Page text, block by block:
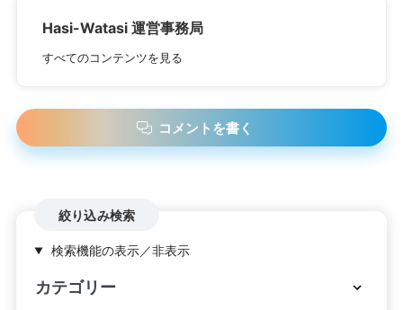
Hasi-Watasi 運営事務局
すべてのコンテンツを見る
コメントを書く
検索機能の表示／非表示
絞り込み検索
カテゴリー